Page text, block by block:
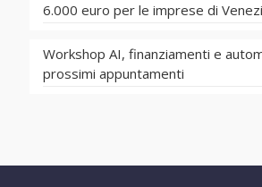
6.000 euro per le imprese di
Workshop AI, finanziamenti e
prossimi appuntamenti